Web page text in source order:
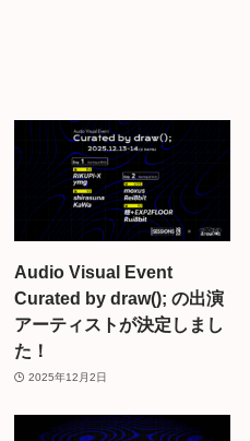
Audio Visual Event
Curated by draw(); の出演
アーティストが決定しまし
た！
2025年12月2日